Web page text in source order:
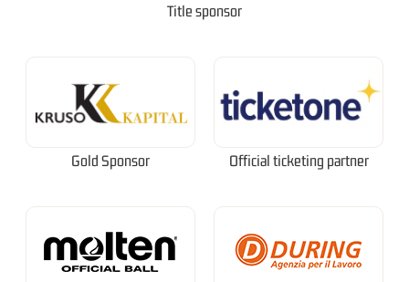
Title sponsor
Gold Sponsor Official ticketing partner